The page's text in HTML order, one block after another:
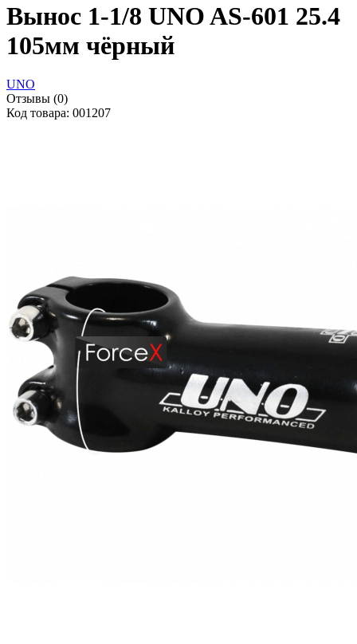
Вынос 1-1/8 UNO AS-601 25.4
105мм чёрный
UNO
Отзывы (0)
Код товара: 001207